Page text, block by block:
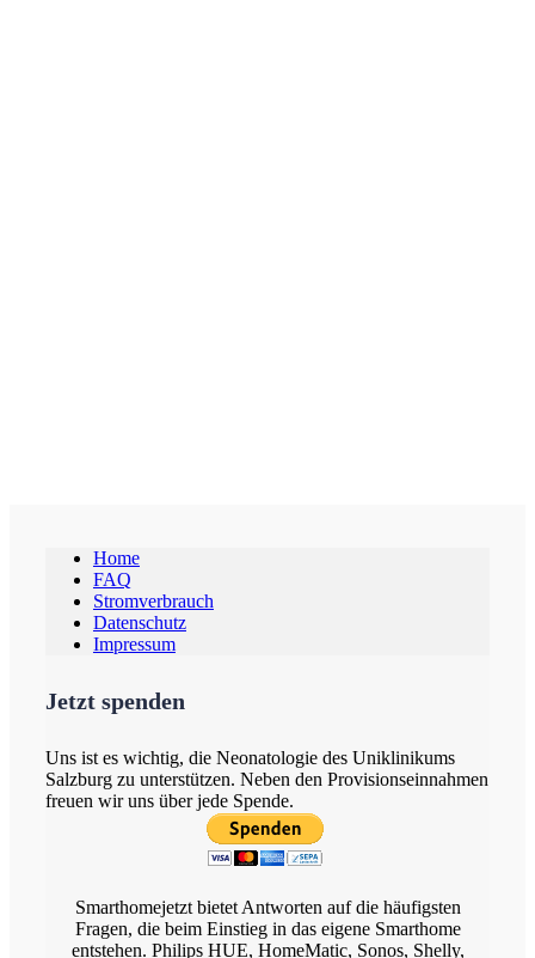
Home
FAQ
Stromverbrauch
Datenschutz
Impressum
Jetzt spenden
Uns ist es wichtig, die Neonatologie des Uniklinikums
Salzburg zu unterstützen. Neben den Provisionseinnahmen
freuen wir uns über jede Spende.
Smarthomejetzt bietet Antworten auf die häufigsten
Fragen, die beim Einstieg in das eigene Smarthome
entstehen. Philips HUE, HomeMatic, Sonos, Shelly,